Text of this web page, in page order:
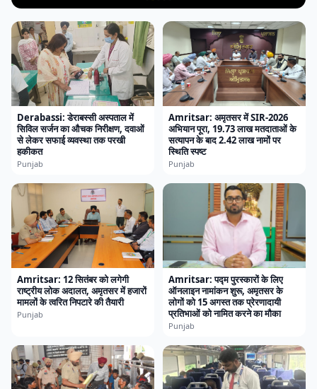
Derabassi: डेराबस्सी अस्पताल में
सिविल सर्जन का औचक निरीक्षण, दवाओं
से लेकर सफाई व्यवस्था तक परखी
हकीकत
Punjab
Amritsar: अमृतसर में SIR-2026
अभियान पूरा, 19.73 लाख मतदाताओं के
सत्यापन के बाद 2.42 लाख नामों पर
स्थिति स्पष्ट
Punjab
Amritsar: 12 सितंबर को लगेगी
राष्ट्रीय लोक अदालत, अमृतसर में हजारों
मामलों के त्वरित निपटारे की तैयारी
Punjab
Amritsar: पद्म पुरस्कारों के लिए
ऑनलाइन नामांकन शुरू, अमृतसर के
लोगों को 15 अगस्त तक प्रेरणादायी
प्रतिभाओं को नामित करने का मौका
Punjab